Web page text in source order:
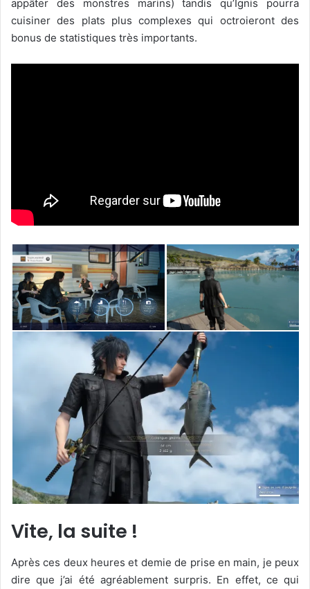
appâter des monstres marins) tandis qu’Ignis pourra
cuisiner des plats plus complexes qui octroieront des
bonus de statistiques très importants.
Vite, la suite !
Après ces deux heures et demie de prise en main, je peux
dire que j’ai été agréablement surpris. En effet, ce qui